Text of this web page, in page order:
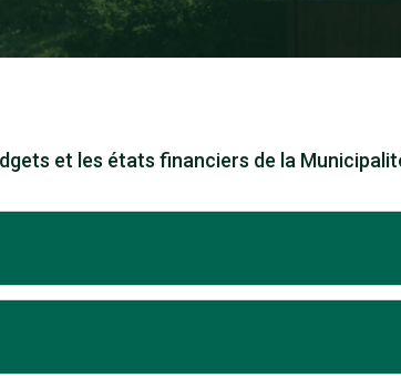
et les états financiers de la